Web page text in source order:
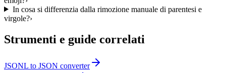
In cosa si differenzia dalla rimozione manuale di parentesi e
virgole?›
Strumenti e guide correlati
JSONL to JSON converter